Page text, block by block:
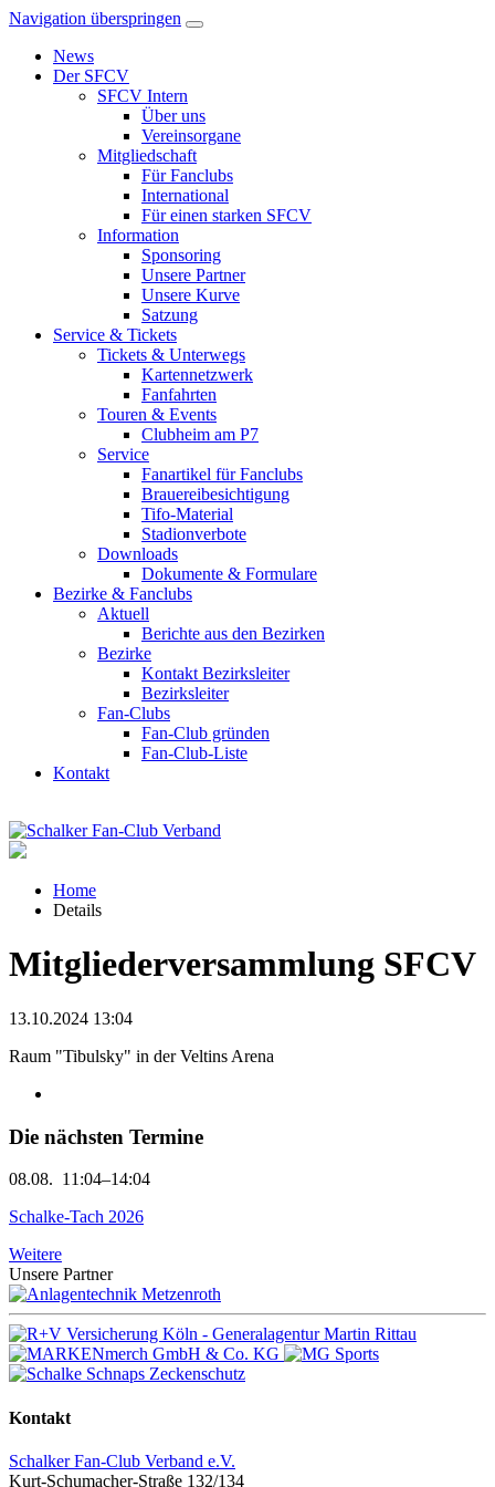
Navigation überspringen
News
Der SFCV
SFCV Intern
Über uns
Vereinsorgane
Mitgliedschaft
Für Fanclubs
International
Für einen starken SFCV
Information
Sponsoring
Unsere Partner
Unsere Kurve
Satzung
Service & Tickets
Tickets & Unterwegs
Kartennetzwerk
Fanfahrten
Touren & Events
Clubheim am P7
Service
Fanartikel für Fanclubs
Brauereibesichtigung
Tifo-Material
Stadionverbote
Downloads
Dokumente & Formulare
Bezirke & Fanclubs
Aktuell
Berichte aus den Bezirken
Bezirke
Kontakt Bezirksleiter
Bezirksleiter
Fan-Clubs
Fan-Club gründen
Fan-Club-Liste
Kontakt
Home
Details
Mitgliederversammlung SFCV
13.10.2024 13:04
Raum "Tibulsky" in der Veltins Arena
Die nächsten Termine
08.08. 11:04–14:04
Schalke-Tach 2026
Weitere
Unsere Partner
Kontakt
Schalker Fan-Club Verband e.V.
Kurt-Schumacher-Straße 132/134